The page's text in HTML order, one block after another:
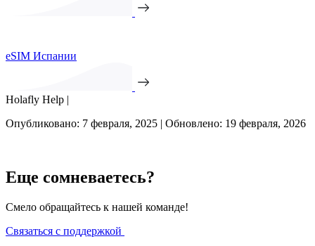
eSIM Испании
Holafly Help |
Опубликовано: 7 февраля, 2025 | Обновлено: 19 февраля, 2026
Еще сомневаетесь?
Смело обращайтесь к нашей команде!
Связаться с поддержкой